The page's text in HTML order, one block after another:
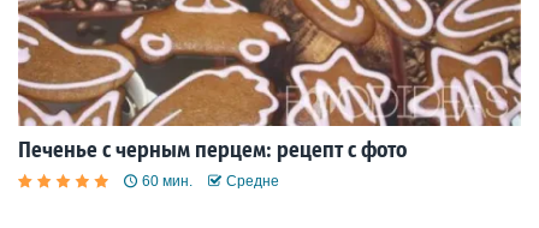
Печенье с черным перцем: рецепт с фото
60 мин. Средне